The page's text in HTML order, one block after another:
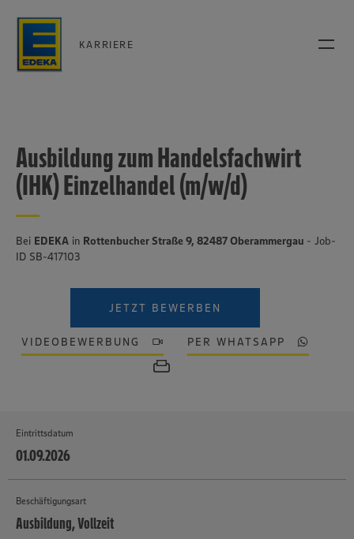
KARRIERE
Ausbildung zum Handelsfachwirt
(IHK) Einzelhandel (m/w/d)
Bei EDEKA in Rottenbucher Straße 9, 82487 Oberammergau - Job-
ID SB-417103
JETZT BEWERBEN
VIDEOBEWERBUNG PER WHATSAPP
Eintrittsdatum
01.09.2026
Beschäftigungsart
Ausbildung, Vollzeit